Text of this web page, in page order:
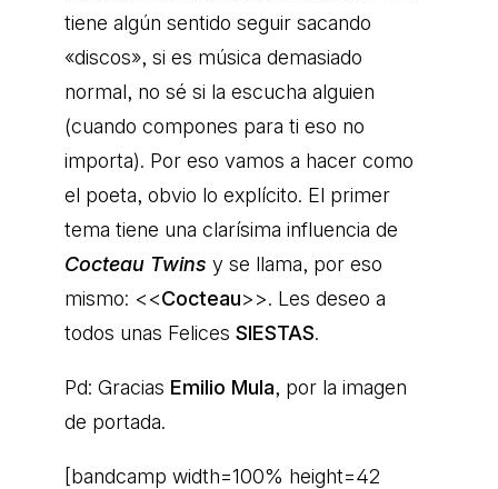
tiene algún sentido seguir sacando
«discos», si es música demasiado
normal, no sé si la escucha alguien
(cuando compones para ti eso no
importa). Por eso vamos a hacer como
el poeta, obvio lo explícito. El primer
tema tiene una clarísima influencia de
Cocteau Twins y se llama, por eso
mismo: <<Cocteau>>. Les deseo a
todos unas Felices SIESTAS.
Pd: Gracias Emilio Mula, por la imagen
de portada.
[bandcamp width=100% height=42